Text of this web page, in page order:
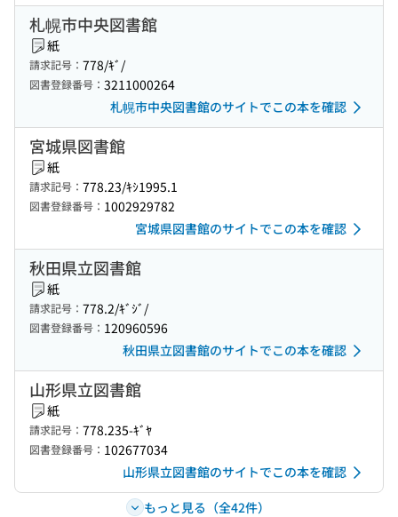
札幌市中央図書館
紙
請求記号： 778/ｷﾞ/
図書登録番号： 3211000264
札幌市中央図書館のサイトでこの本を確認
宮城県図書館
紙
請求記号： 778.23/ｷｼ1995.1
図書登録番号： 1002929782
宮城県図書館のサイトでこの本を確認
秋田県立図書館
紙
請求記号： 778.2/ｷﾞｼﾞ/
図書登録番号： 120960596
秋田県立図書館のサイトでこの本を確認
山形県立図書館
紙
請求記号： 778.235-ｷﾞﾔ
図書登録番号： 102677034
山形県立図書館のサイトでこの本を確認
もっと見る（全42件）